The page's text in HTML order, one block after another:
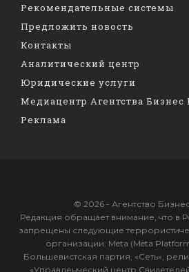
Рекомендательные системы
Предложить новость
Контакты
Аналитический центр
Юридические услуги
Медиацентр Агентства Бизнес
Реклама
© 2026 - Агентство
Редакция обращает внимание, что в
запрещены следующие
организации: Meta (Meta
Большевистская партия, «Сеть»,
«Управленческий центр